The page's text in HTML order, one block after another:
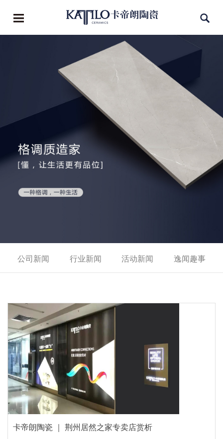
公司新闻 行业新闻 活动新闻 逸闻趣事
卡帝朗陶瓷 ｜ 荆州居然之家专卖店赏析